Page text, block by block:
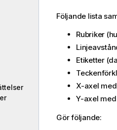
Följande lista
Rubriker
Etiketter
X-axel
Y-axel
Gör följande: